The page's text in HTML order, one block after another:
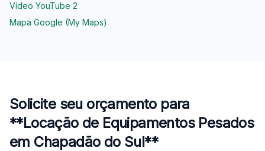
Vídeo YouTube 2
Mapa Google (My Maps)
Solicite seu orçamento para
**Locação de Equipamentos Pesados
em Chapadão do Sul**